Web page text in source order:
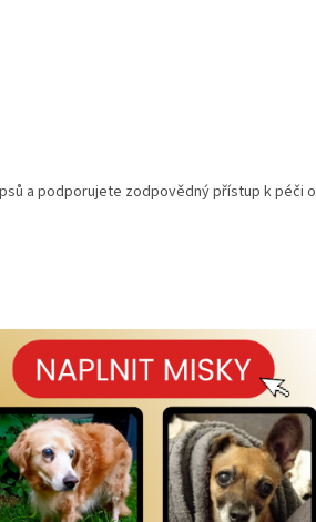
a podporujete zodpovědný přístup k péči o